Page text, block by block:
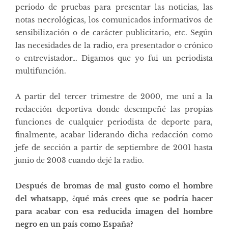
periodo de pruebas para presentar las noticias, las
notas necrológicas, los comunicados informativos de
sensibilización o de carácter publicitario, etc. Según
las necesidades de la radio, era presentador o crónico
o entrevistador… Digamos que yo fui un periodista
multifunción.
A partir del tercer trimestre de 2000, me uní a la
redacción deportiva donde desempeñé las propias
funciones de cualquier periodista de deporte para,
finalmente, acabar liderando dicha redacción como
jefe de sección a partir de septiembre de 2001 hasta
junio de 2003 cuando dejé la radio.
Después de bromas de mal gusto como el hombre
del whatsapp, ¿qué más crees que se podría hacer
para acabar con esa reducida imagen del hombre
negro en un país como España?